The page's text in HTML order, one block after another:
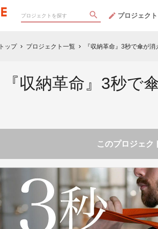
プロジェク
トップ chevron_right プロジェクト一覧 chevron_right 『収納革命』3秒で傘が
『収納革命』3秒
このプロジェク